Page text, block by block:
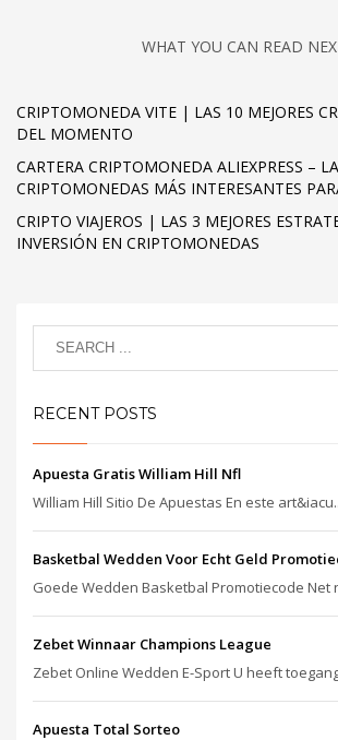
WHAT YOU CAN READ
CRIPTOMONEDA VITE | LAS 10 MEJORES
DEL MOMENTO
CARTERA CRIPTOMONEDA ALIEXPRESS –
CRIPTOMONEDAS MÁS INTERESANTES
CRIPTO VIAJEROS | LAS 3 MEJORES
INVERSIÓN EN CRIPTOMONEDAS
RECENT POSTS
Apuesta Gratis William Hill Nfl
William Hill Sitio De Apuestas En este
Basketbal Wedden Voor Echt Geld
Goede Wedden Basketbal Promotiecode Net
Zebet Winnaar Champions League
Zebet Online Wedden E-Sport U heeft
Apuesta Total Sorteo